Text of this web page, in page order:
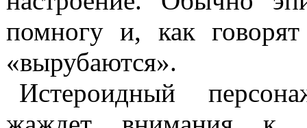
помногу и, как
«вырубаются».
Истероидный